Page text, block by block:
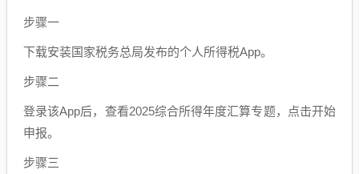
步骤一
下载安装国家税务总局发布的个人所得税App。
步骤二
登录该App后，查看2025综合所得年度汇算专题，点击开始
申报。
步骤三